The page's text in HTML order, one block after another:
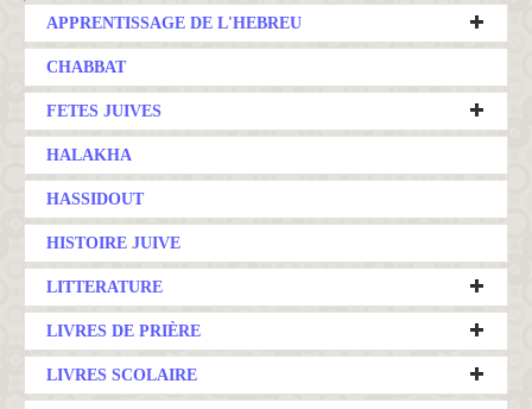
APPRENTISSAGE DE L'HEBREU
CHABBAT
FETES JUIVES
HALAKHA
HASSIDOUT
HISTOIRE JUIVE
LITTERATURE
LIVRES DE PRIÈRE
LIVRES SCOLAIRE